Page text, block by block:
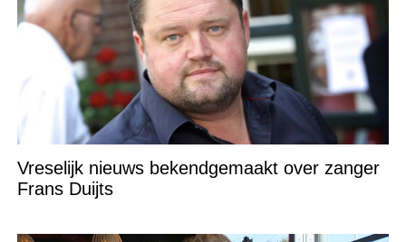
Vreselijk nieuws bekendgemaakt over zanger
Frans Duijts